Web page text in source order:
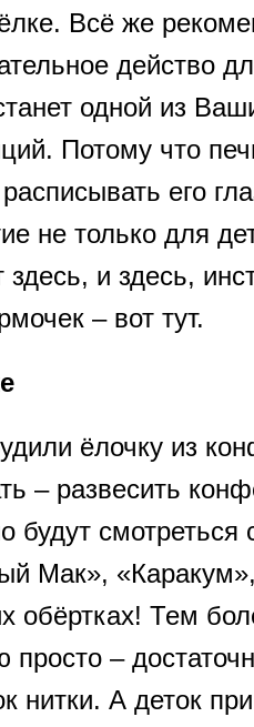
Всё же
действо
одной из
Потому что
его
не только для
и здесь,
– вот тут.
ёлочку из
– развесить
будут смотреться
Мак»,
обёртках! Тем
просто –
нитки. А деток